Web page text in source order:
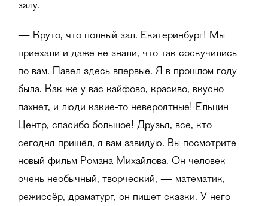
залу.
— Круто, что полный зал. Екатеринбург! Мы
приехали и даже не знали, что так соскучились
по вам. Павел здесь впервые. Я в прошлом году
была. Как же у вас кайфово, красиво, вкусно
пахнет, и люди какие-то невероятные! Ельцин
Центр, спасибо большое! Друзья, все, кто
сегодня пришёл, я вам завидую. Вы посмотрите
новый фильм Романа Михайлова. Он человек
очень необычный, творческий, — математик,
режиссёр, драматург, он пишет сказки. У него